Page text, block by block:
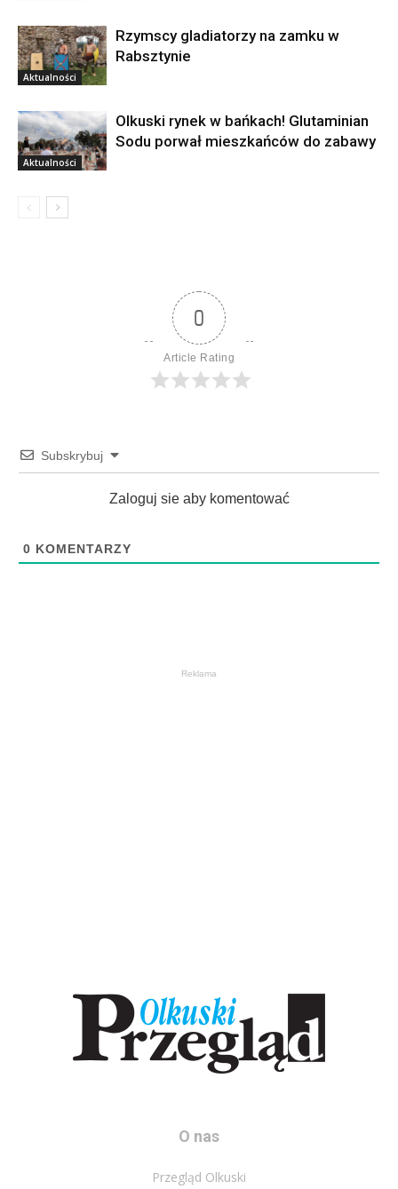
Aktualności
Rzymscy gladiatorzy na zamku w
Rabsztynie
Aktualności
Olkuski rynek w bańkach! Glutaminian
Sodu porwał mieszkańców do zabawy
0
Article Rating
Subskrybuj
Zaloguj sie aby komentować
0 KOMENTARZY
Reklama
O nas
Przegląd Olkuski